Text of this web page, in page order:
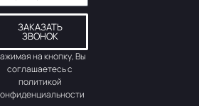
ЗАКАЗАТЬ
ЗВОНОК
на кнопку, Вы
соглашаетесь с
политикой